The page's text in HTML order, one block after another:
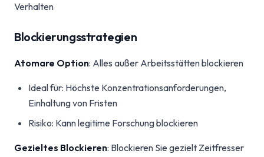
Verhalten
Blockierungsstrategien
Atomare Option: Alles außer Arbeitsstätten blockieren
Ideal für: Höchste Konzentrationsanforderungen,
Einhaltung von Fristen
Risiko: Kann legitime Forschung blockieren
Gezieltes Blockieren: Blockieren Sie gezielt Zeitfresser